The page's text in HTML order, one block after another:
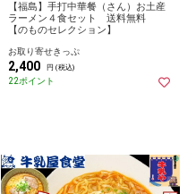
【福島】手打中華餐（さん）お土産
ラーメン４食セット 送料無料
【のものセレクション】
お取り寄せきっぷ
2,400 円 (税込)
22ポイント